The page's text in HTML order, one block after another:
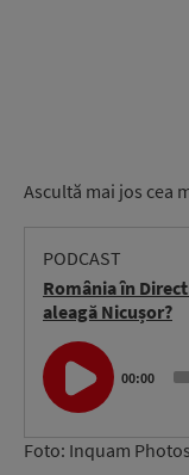
Ascultă mai jos cea
PODCAST
România în
aleagă Nicușor?
Audio
Player
00:00
Foto: Inquam